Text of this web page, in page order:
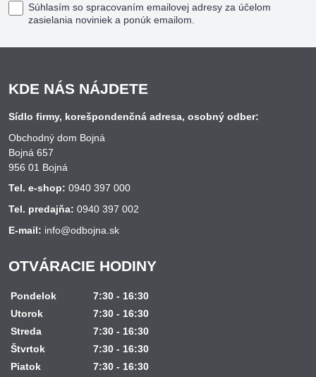
Súhlasím so spracovaním emailovej adresy za účelom
zasielania noviniek a ponúk emailom.
KDE NÁS NÁJDETE
Sídlo firmy, korešpondenčná adresa, osobný odber:
Obchodný dom Bojná
Bojná 657
956 01 Bojná
Tel. e-shop: 0940 397 000
Tel. predajňa: 0940 397 002
E-mail: info@odbojna.sk
OTVÁRACIE HODINY
Pondelok
7:30 - 16:30
Utorok
7:30 - 16:30
Streda
7:30 - 16:30
Štvrtok
7:30 - 16:30
Piatok
7:30 - 16:30